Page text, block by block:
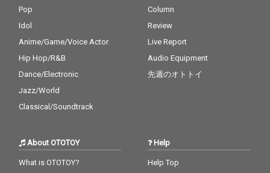
Pop
Idol
Anime/Game/Voice Actor
Hip Hop/R&B
Dance/Electronic
Jazz/World
Classical/Soundtrack
Column
Review
Live Report
Audio Equipment
先週のオトトイ
About OTOTOY
What is OTOTOY?
Help
Help Top